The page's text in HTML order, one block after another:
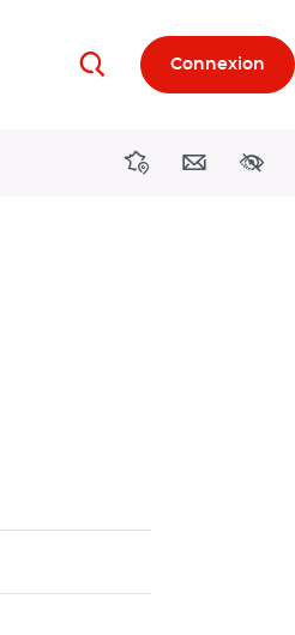
RechercherConnexion
DirectionsContact